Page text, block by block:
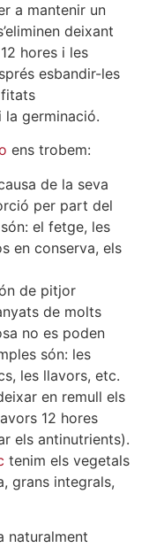
a mantenir un
deixant
hores i les
esbandir-les
germinació.
ens trobem:
de la seva
per part del
el fetge, les
en conserva, els
de pitjor
de molts
no es poden
són: les
les llavors, etc.
en remull els
12 hores
els antinutrients).
tenim els vegetals
grans integrals,
naturalment